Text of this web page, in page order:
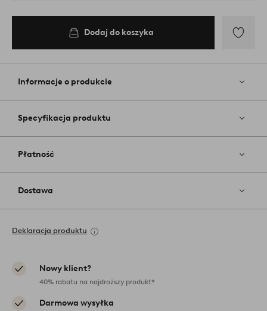
Dodaj do koszyka
do
Informacje o produkcie
Specyfikacja produktu
Płatność
Dostawa
Deklaracja produktu
Nowy klient?
40% rabatu na najdroższy produkt*
Darmowa wysyłka